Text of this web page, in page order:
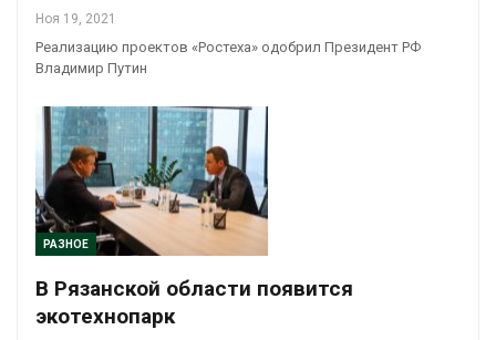
Ноя 19, 2021
Реализацию проектов «Ростеха» одобрил Президент РФ
Владимир Путин
РАЗНОЕ
В Рязанской области появится
экотехнопарк